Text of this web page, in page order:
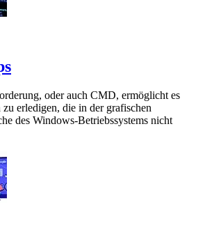
oder auch CMD, ermöglicht es
erledigen, die in der grafischen
des Windows-Betriebssystems nicht